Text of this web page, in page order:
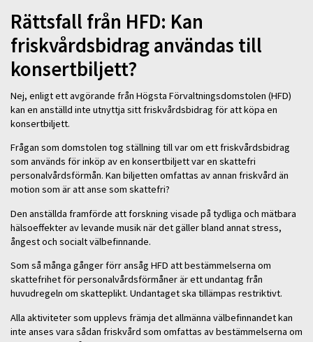
Rättsfall från HFD: Kan
friskvårdsbidrag användas till
konsertbiljett?
Nej, enligt ett avgörande från Högsta Förvaltningsdomstolen (HFD)
kan en anställd inte utnyttja sitt friskvårdsbidrag för att köpa en
konsertbiljett.
Frågan som domstolen tog ställning till var om ett friskvårdsbidrag
som används för inköp av en konsertbiljett var en skattefri
personalvårdsförmån. Kan biljetten omfattas av annan friskvård än
motion som är att anse som skattefri?
Den anställda framförde att forskning visade på tydliga och mätbara
hälsoeffekter av levande musik när det gäller bland annat stress,
ångest och socialt välbefinnande.
Som så många gånger förr ansåg HFD att bestämmelserna om
skattefrihet för personalvårdsförmåner är ett undantag från
huvudregeln om skatteplikt. Undantaget ska tillämpas restriktivt.
Alla aktiviteter som upplevs främja det allmänna välbefinnandet kan
inte anses vara sådan friskvård som omfattas av bestämmelserna om